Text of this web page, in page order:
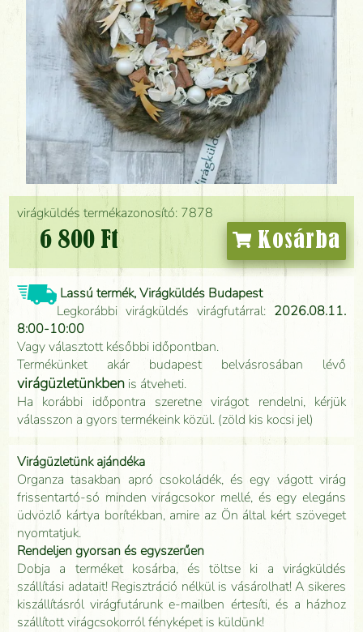
virágküldés termékazonosító: 7878
6 800 Ft Kosárba
Lassú termék, Virágküldés Budapest
Legkorábbi virágküldés virágfutárral: 2026.08.11.
8:00-10:00
Vagy választott későbbi időpontban.
Termékünket akár budapest belvásrosában lévő
virágüzletünkben is átveheti.
Ha korábbi időpontra szeretne virágot rendelni, kérjük
válasszon a gyors termékeink közül. (zöld kis kocsi jel)
Virágüzletünk ajándéka
Organza tasakban apró csokoládék, és egy vágott virág
frissentartó-só minden virágcsokor mellé, és egy elegáns
üdvözlő kártya borítékban, amire az Ön által kért szöveget
nyomtatjuk.
Rendeljen gyorsan és egyszerűen
Dobja a terméket kosárba, és töltse ki a virágküldés
szállítási adatait! Regisztráció nélkül is vásárolhat! A sikeres
kiszállításról virágfutárunk e-mailben értesíti, és a házhoz
szállított virágcsokorról fényképet is küldünk!